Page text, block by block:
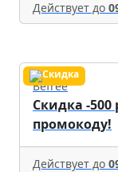
Действует до
Befree
Скидка -500
промокоду!
Действует до